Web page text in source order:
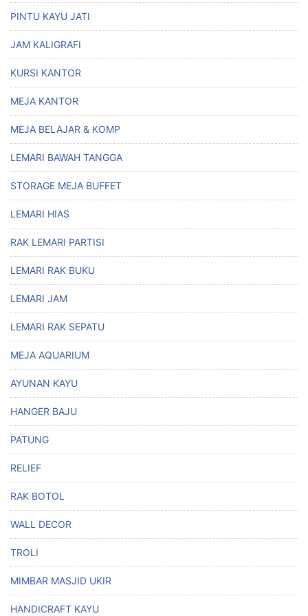
PINTU KAYU JATI
JAM KALIGRAFI
KURSI KANTOR
MEJA KANTOR
MEJA BELAJAR & KOMP
LEMARI BAWAH TANGGA
STORAGE MEJA BUFFET
LEMARI HIAS
RAK LEMARI PARTISI
LEMARI RAK BUKU
LEMARI JAM
LEMARI RAK SEPATU
MEJA AQUARIUM
AYUNAN KAYU
HANGER BAJU
PATUNG
RELIEF
RAK BOTOL
WALL DECOR
TROLI
MIMBAR MASJID UKIR
HANDICRAFT KAYU